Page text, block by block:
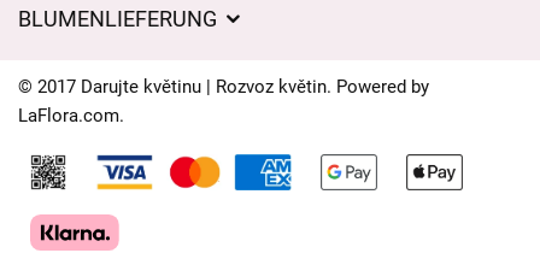
Lieferzeiten für Blumen – Übersicht der Möglichkeiten
BLUMENLIEFERUNG
Wohin wir Blumen liefern
Kontakt
© 2017 Darujte květinu | Rozvoz květin. Powered by
LaFlora.com.